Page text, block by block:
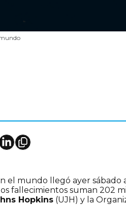
el mundo llegó ayer sábado
fallecimientos suman 202
Hopkins (UJH) y la